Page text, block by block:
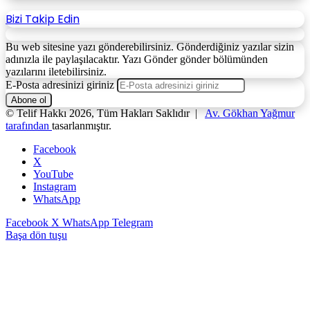
Bizi Takip Edin
Bu web sitesine yazı gönderebilirsiniz. Gönderdiğiniz yazılar sizin
adınızla ile paylaşılacaktır. Yazı Gönder gönder bölümünden
yazılarını iletebilirsiniz.
E-Posta adresinizi giriniz
© Telif Hakkı 2026, Tüm Hakları Saklıdır |Av. Gökhan Yağmur
tarafından tasarlanmıştır.
Facebook
X
YouTube
Instagram
WhatsApp
Facebook X WhatsApp Telegram
Başa dön tuşu